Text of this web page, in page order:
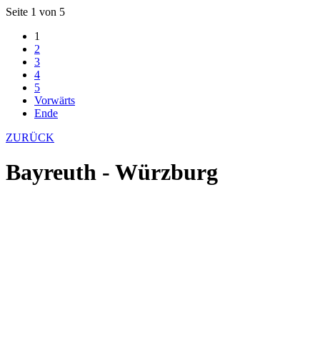
Seite 1 von 5
1
2
3
4
5
Vorwärts
Ende
ZURÜCK
Bayreuth - Würzburg